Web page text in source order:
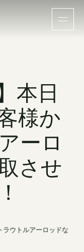
本日
様か
ーロ
させ
ラウトルアーロッドな